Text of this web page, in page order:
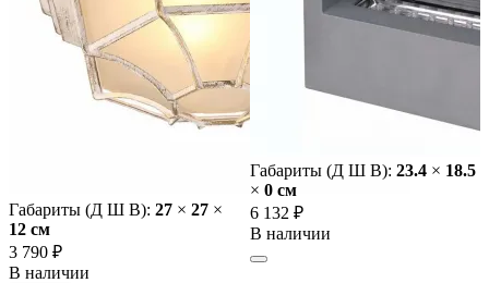
Габариты (Д Ш В): 27 × 27 ×
12 cм
3 790 ₽
В наличии
Габариты (Д Ш В): 23.4 × 18.5
× 0 cм
6 132 ₽
В наличии